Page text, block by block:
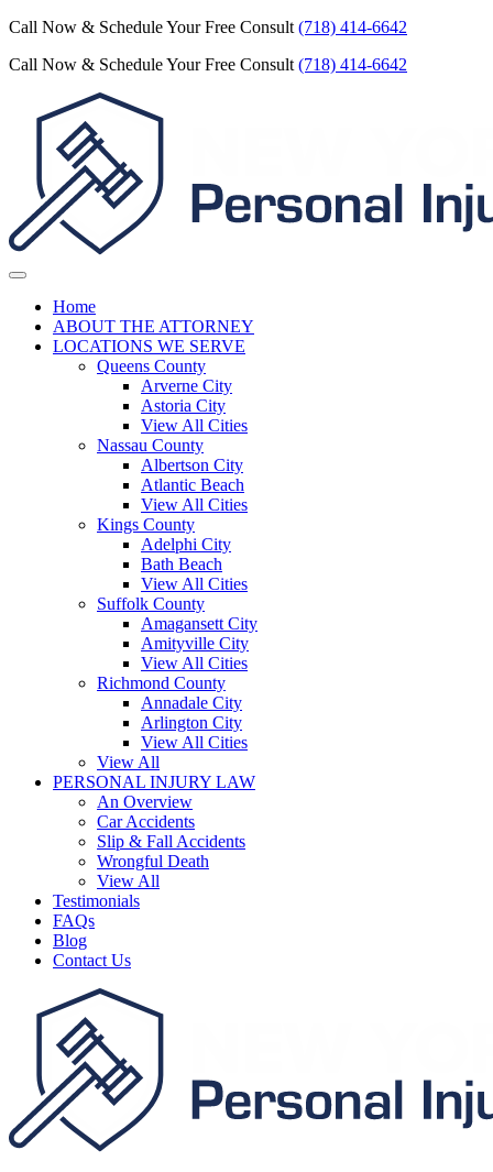
Call Now & Schedule Your Free Consult (718) 414-6642
Call Now & Schedule Your Free Consult (718) 414-6642
Home
ABOUT THE ATTORNEY
LOCATIONS WE SERVE
Queens County
Arverne City
Astoria City
View All Cities
Nassau County
Albertson City
Atlantic Beach
View All Cities
Kings County
Adelphi City
Bath Beach
View All Cities
Suffolk County
Amagansett City
Amityville City
View All Cities
Richmond County
Annadale City
Arlington City
View All Cities
View All
PERSONAL INJURY LAW
An Overview
Car Accidents
Slip & Fall Accidents
Wrongful Death
View All
Testimonials
FAQs
Blog
Contact Us